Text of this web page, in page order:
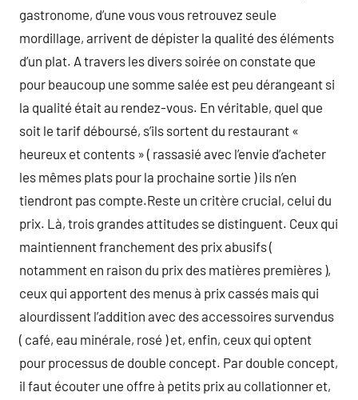
gastronome, d’une vous vous retrouvez seule
mordillage, arrivent de dépister la qualité des éléments
d’un plat. A travers les divers soirée on constate que
pour beaucoup une somme salée est peu dérangeant si
la qualité était au rendez-vous. En véritable, quel que
soit le tarif déboursé, s’ils sortent du restaurant «
heureux et contents » ( rassasié avec l’envie d’acheter
les mêmes plats pour la prochaine sortie ) ils n’en
tiendront pas compte.Reste un critère crucial, celui du
prix. Là, trois grandes attitudes se distinguent. Ceux qui
maintiennent franchement des prix abusifs (
notamment en raison du prix des matières premières ),
ceux qui apportent des menus à prix cassés mais qui
alourdissent l’addition avec des accessoires survendus
( café, eau minérale, rosé ) et, enfin, ceux qui optent
pour processus de double concept. Par double concept,
il faut écouter une offre à petits prix au collationner et,